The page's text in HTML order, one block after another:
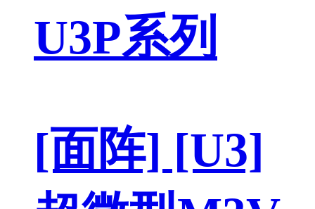
U3P系列
[面阵] [U3]